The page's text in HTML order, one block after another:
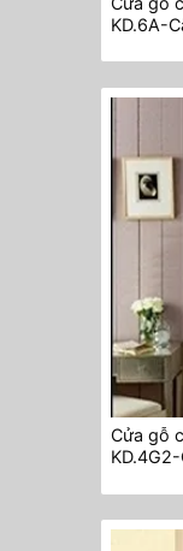
KD.6A-
Cửa gỗ